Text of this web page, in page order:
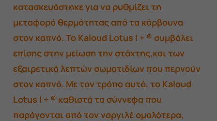
κατασκευάστηκε για να ρυθμίζει τη
μεταφορά θερμότητας από τα κάρβουνα
στον καπνό. Το Kaloud Lotus I + ® συμβάλει
επίσης στην μείωση την στάχτης,και των
εξαιρετικά λεπτών σωματιδίων που περνούν
στον καπνό. Με τον τρόπο αυτό, το Kaloud
Lotus I + ® καθιστά τα σύννεφα που
παράγονται από τον ναργιλέ ομαλότερα,